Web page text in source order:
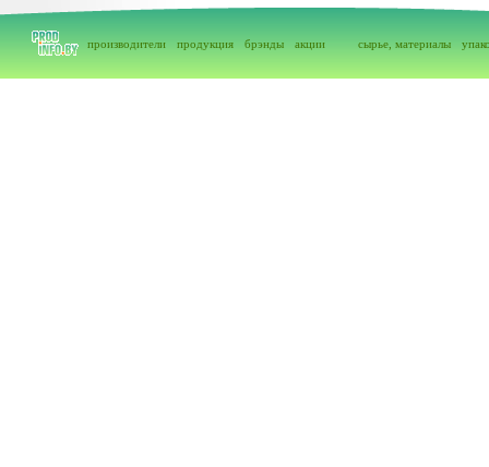
производители продукция брэнды акции сырье, материалы